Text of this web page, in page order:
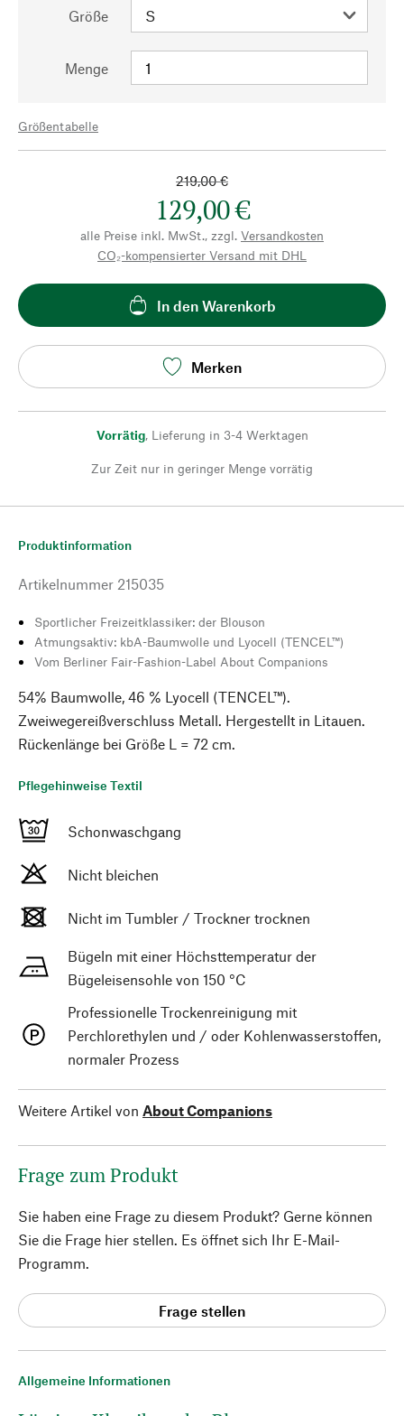
Größe
Menge
Größentabelle
219,00 €
129,00 €
alle Preise inkl. MwSt., zzgl. Versandkosten
CO₂-kompensierter Versand mit DHL
In den Warenkorb
Merken
Vorrätig, Lieferung in 3-4 Werktagen
Zur Zeit nur in geringer Menge vorrätig
Allgemeine Informationen
Produktinformation
Artikelnummer 215035
Sportlicher Freizeitklassiker: der Blouson
Atmungsaktiv: kbA-Baumwolle und Lyocell (TENCEL™)
Vom Berliner Fair-Fashion-Label About Companions
54% Baumwolle, 46 % Lyocell (TENCEL™).
Zweiwegereißverschluss Metall. Hergestellt in Litauen.
Rückenlänge bei Größe L = 72 cm.
Pflegehinweise Textil
Schonwaschgang
Nicht bleichen
Nicht im Tumbler / Trockner trocknen
Bügeln mit einer Höchsttemperatur der
Bügeleisensohle von 150 °C
Professionelle Trockenreinigung mit
Perchlorethylen und / oder Kohlenwasserstoffen,
normaler Prozess
Weitere Artikel von About Companions
Frage zum Produkt
Sie haben eine Frage zu diesem Produkt? Gerne können
Sie die Frage hier stellen. Es öffnet sich Ihr E-Mail-
Programm.
Frage stellen